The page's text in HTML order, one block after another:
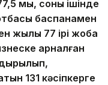
мың, соның ішінде
баспанамен
жылы 77 ірі жоба
арналған
131 кәсіпкерге